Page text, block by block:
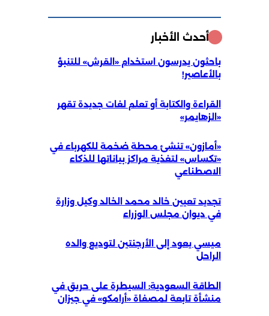
أحدث الأخبار
باحثون يدرسون استخدام «القرش» للتنبؤ
بالأعاصير!
القراءة والكتابة أو تعلم لغات جديدة تقهر
«الزهايمر»
«أمازون» تنشئ محطة ضخمة للكهرباء في
«تكساس» لتغذية مراكز بياناتها للذكاء
الاصطناعي
تجديد تعيين خالد محمد الخالد وكيل وزارة
في ديوان مجلس الوزراء
ميسي يعود إلى الأرجنتين لتوديع والده
الراحل
الطاقة السعودية: السيطرة على حريق في
منشأة تابعة لمصفاة «أرامكو» في جيزان